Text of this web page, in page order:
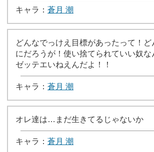
キャラ： 蒼月 潮
どんなでっけえ目標があったって！
にだろうが！使い捨てられていい奴な
ゼッテエいねえんだよ！！
キャラ： 蒼月 潮
オレ達は…まだ生きてるじゃないか
キャラ： 蒼月 潮